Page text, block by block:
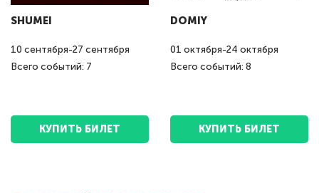
SHUMEI
10 сентября-27 сентября
Всего событий: 7
КУПИТЬ БИЛЕТ
DOMIY
01 октября-24 октября
Всего событий: 8
КУПИТЬ БИЛЕТ